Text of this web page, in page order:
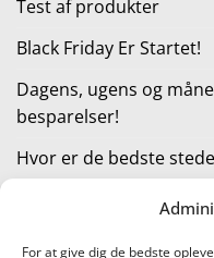
For at give dig de bedste
Test af produkter
Black Friday Er Startet!
Dagens, ugens og
besparelser!
Hvor er de bedste